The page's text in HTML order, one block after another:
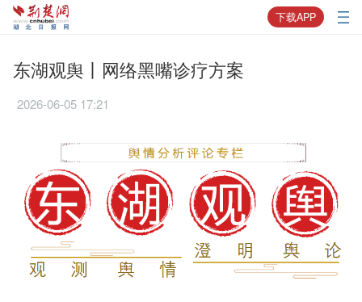
下载APP
东湖观舆丨网络黑嘴诊疗方案
2026-06-05 17:21